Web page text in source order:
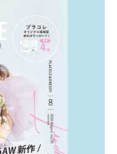
特典は？」といった疑問も
で候補を絞れる「ウェディ
験型 […]続きを読む